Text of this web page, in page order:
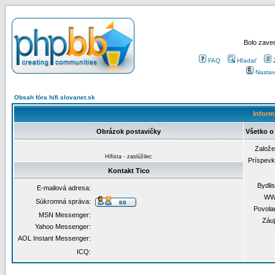
Bolo
FAQ Hľadať
Obsah fóra hifi.slovanet.sk
Obrázok postavičky Všetko
Hifista - zaslúžilec
Kontakt Tico
E-mailová adresa:
Súkromná správa:
MSN Messenger:
Yahoo Messenger:
AOL Instant Messenger:
ICQ: